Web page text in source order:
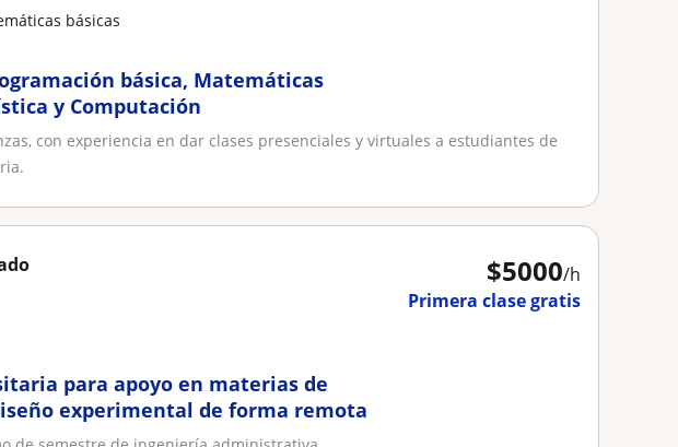
básicas
básica, Matemáticas
y Computación
con experiencia en dar clases presenciales y virtuales a estudiantes de
$5000/h
Primera clase gratis
para apoyo en materias de
experimental de forma remota